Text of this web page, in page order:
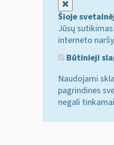
Šioje
Jūsų
interneto
Būtinieji
Naudojami
pagrindines
negali